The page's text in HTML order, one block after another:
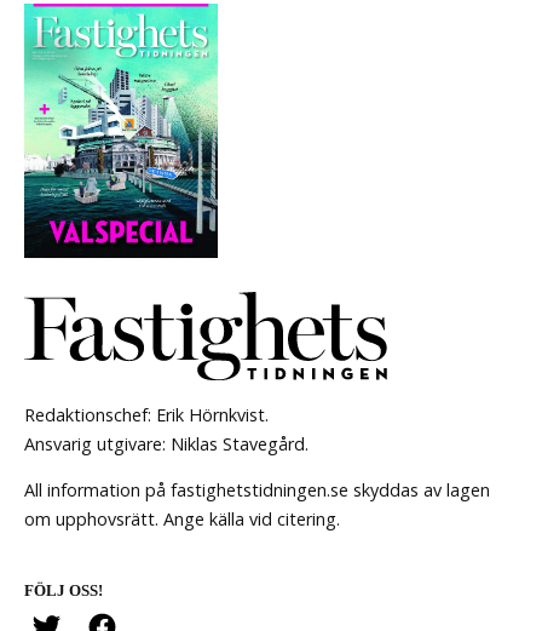
Redaktionschef: Erik Hörnkvist.
Ansvarig utgivare: Niklas Stavegård.
All information på fastighetstidningen.se skyddas av lagen
om upphovsrätt. Ange källa vid citering.
FÖLJ OSS!